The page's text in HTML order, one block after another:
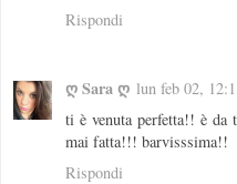
Rispondi
ღ Sara ღ lun feb 02,
ti è venuta perfetta!! è da
mai fatta!!! barvisssima!!
Rispondi